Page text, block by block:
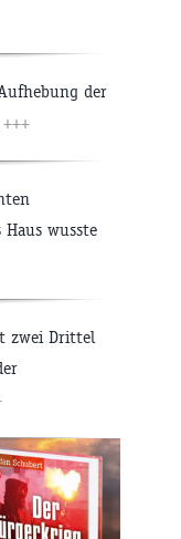
der
+++
wusste
zwei Drittel